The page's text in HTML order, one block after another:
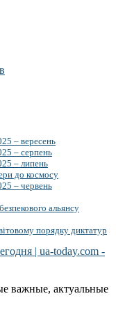
– вересень
– серпень
– липень
до космосу
– червень
альянсу
порядку диктатур
важные, актуальные